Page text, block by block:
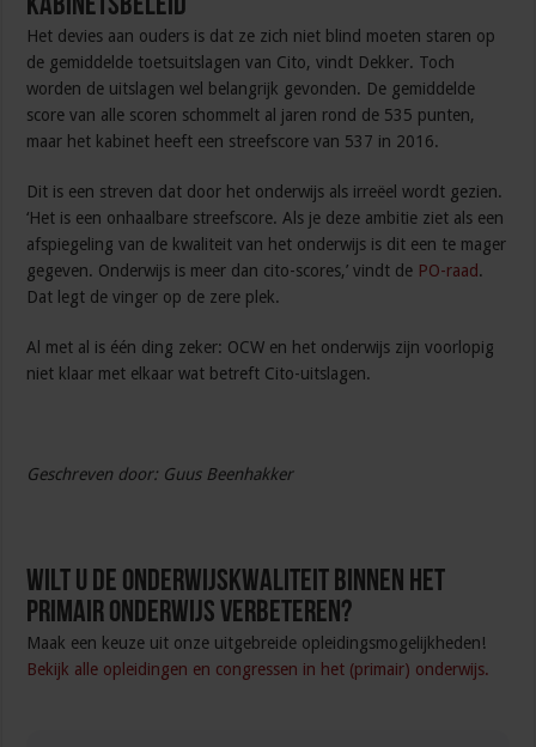
Kabinetsbeleid
Het devies aan ouders is dat ze zich niet blind moeten staren op
de gemiddelde toetsuitslagen van Cito, vindt Dekker. Toch
worden de uitslagen wel belangrijk gevonden. De gemiddelde
score van alle scoren schommelt al jaren rond de 535 punten,
maar het kabinet heeft een streefscore van 537 in 2016.
Dit is een streven dat door het onderwijs als irreëel wordt gezien.
‘Het is een onhaalbare streefscore. Als je deze ambitie ziet als een
afspiegeling van de kwaliteit van het onderwijs is dit een te mager
gegeven. Onderwijs is meer dan cito-scores,’ vindt de PO-raad.
Dat legt de vinger op de zere plek.
Al met al is één ding zeker: OCW en het onderwijs zijn voorlopig
niet klaar met elkaar wat betreft Cito-uitslagen.
Geschreven door: Guus Beenhakker
Wilt u de onderwijskwaliteit binnen het
primair onderwijs verbeteren?
Maak een keuze uit onze uitgebreide opleidingsmogelijkheden!
Bekijk alle opleidingen en congressen in het (primair) onderwijs.